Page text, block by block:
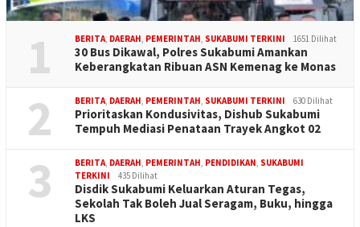
1 BERITA, DAERAH, PEMERINTAH, SUKABUMI TERKINI 1651 Dilihat
30 Bus Dikawal, Polres Sukabumi Amankan
Keberangkatan Ribuan ASN Kemenag ke Monas
2 BERITA, DAERAH, PEMERINTAH, SUKABUMI TERKINI 630 Dilihat
Prioritaskan Kondusivitas, Dishub Sukabumi
Tempuh Mediasi Penataan Trayek Angkot 02
3 BERITA, DAERAH, PEMERINTAH, PENDIDIKAN, SUKABUMI
TERKINI
435 Dilihat
Disdik Sukabumi Keluarkan Aturan Tegas,
Sekolah Tak Boleh Jual Seragam, Buku, hingga
LKS